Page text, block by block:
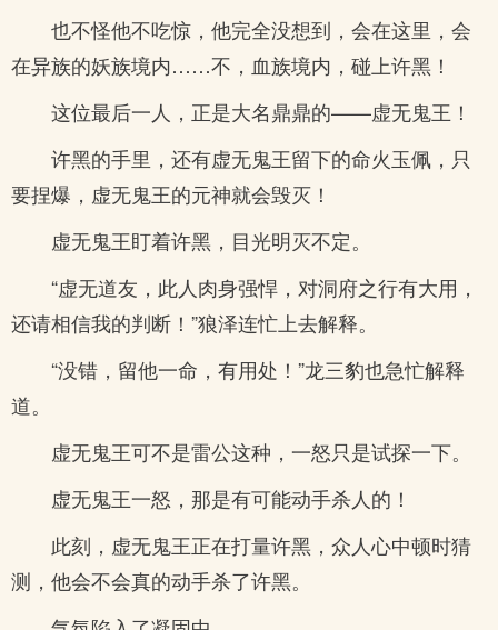
也不怪他不吃惊，他完全没想到，会在这里，会
在异族的妖族境内……不，血族境内，碰上许黑！
这位最后一人，正是大名鼎鼎的——虚无鬼王！
许黑的手里，还有虚无鬼王留下的命火玉佩，只
要捏爆，虚无鬼王的元神就会毁灭！
虚无鬼王盯着许黑，目光明灭不定。
“虚无道友，此人肉身强悍，对洞府之行有大用，
还请相信我的判断！”狼泽连忙上去解释。
“没错，留他一命，有用处！”龙三豹也急忙解释
道。
虚无鬼王可不是雷公这种，一怒只是试探一下。
虚无鬼王一怒，那是有可能动手杀人的！
此刻，虚无鬼王正在打量许黑，众人心中顿时猜
测，他会不会真的动手杀了许黑。